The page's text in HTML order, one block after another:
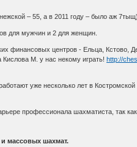
– 55, а в 2011 году – было аж
для мужчин и 2 для женщин.
финансовых центров - Ельца, Кстово,
М. у нас некому играть! http://
уже несколько лет в Костромской
профессионала шахматиста, так
и массовых шахмат.